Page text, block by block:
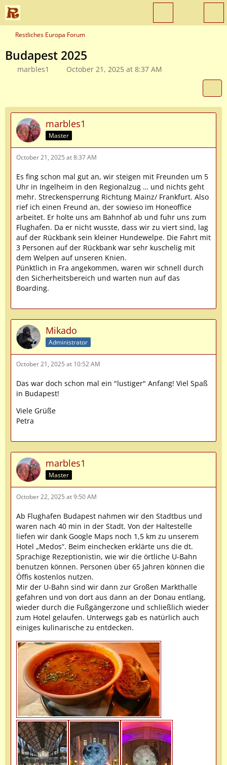
Restliches Europa Forum
Budapest 2025
marbles1 October 21, 2025 at 8:37 AM
marbles1
Master
October 21, 2025 at 8:37 AM
Es fing schon mal gut an, wir steigen mit Freunden um 5
Uhr in Ingelheim in den Regionalzug … und nichts geht
mehr. Streckensperrung Richtung Mainz/ Frankfurt. Also
rief ich einen Freund an, der sowieso im Honeoffice
arbeitet. Er holte uns am Bahnhof ab und fuhr uns zum
Flughafen. Da er nicht wusste, dass wir zu viert sind, lag
auf der Rückbank sein kleiner Hundewelpe. Die Fahrt mit
3 Personen auf der Rückbank war sehr kuschelig mit
dem Welpen auf unseren Knien.
Pünktlich in Fra angekommen, waren wir schnell durch
den Sicherheitsbereich und warten nun auf das
Boarding.
Mikado
Administrator
October 21, 2025 at 10:52 AM
Das war doch schon mal ein "lustiger" Anfang! Viel Spaß
in Budapest!
Viele Grüße
Petra
marbles1
Master
October 22, 2025 at 9:50 AM
Ab Flughafen Budapest nahmen wir den Stadtbus und
waren nach 40 min in der Stadt. Von der Haltestelle
liefen wir dank Google Maps noch 1,5 km zu unserem
Hotel „Medos“. Beim einchecken erklärte uns die dt.
Sprachige Rezeptionistin, wie wir die örtliche U-Bahn
benutzen können. Personen über 65 Jahren können die
Öffis kostenlos nutzen.
Mir der U-Bahn sind wir dann zur Großen Markthalle
gefahren und von dort aus dann an der Donau entlang,
wieder durch die Fußgängerzone und schließlich wieder
zum Hotel gelaufen. Unterwegs gab es natürlich auch
einiges kulinarische zu entdecken.